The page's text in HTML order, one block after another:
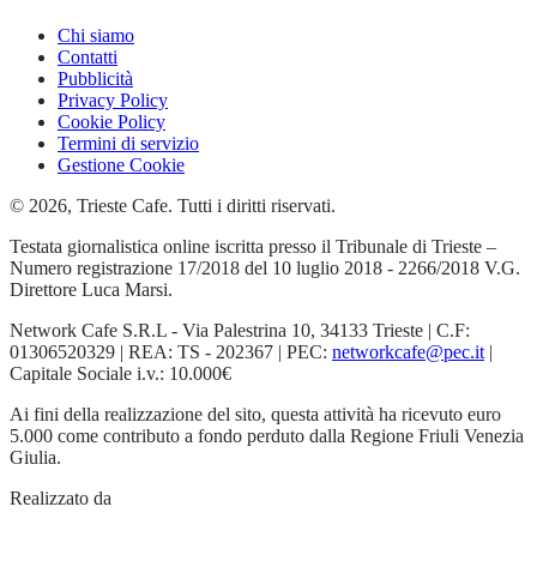
Chi siamo
Contatti
Pubblicità
Privacy Policy
Cookie Policy
Termini di servizio
Gestione Cookie
© 2026, Trieste Cafe. Tutti i diritti riservati.
Testata giornalistica online iscritta presso il Tribunale di Trieste –
Numero registrazione 17/2018 del 10 luglio 2018 - 2266/2018 V.G.
Direttore Luca Marsi.
Network Cafe S.R.L - Via Palestrina 10, 34133 Trieste | C.F:
01306520329 | REA: TS - 202367 | PEC: networkcafe@pec.it |
Capitale Sociale i.v.: 10.000€
Ai fini della realizzazione del sito, questa attività ha ricevuto euro
5.000 come contributo a fondo perduto dalla Regione Friuli Venezia
Giulia.
Realizzato da